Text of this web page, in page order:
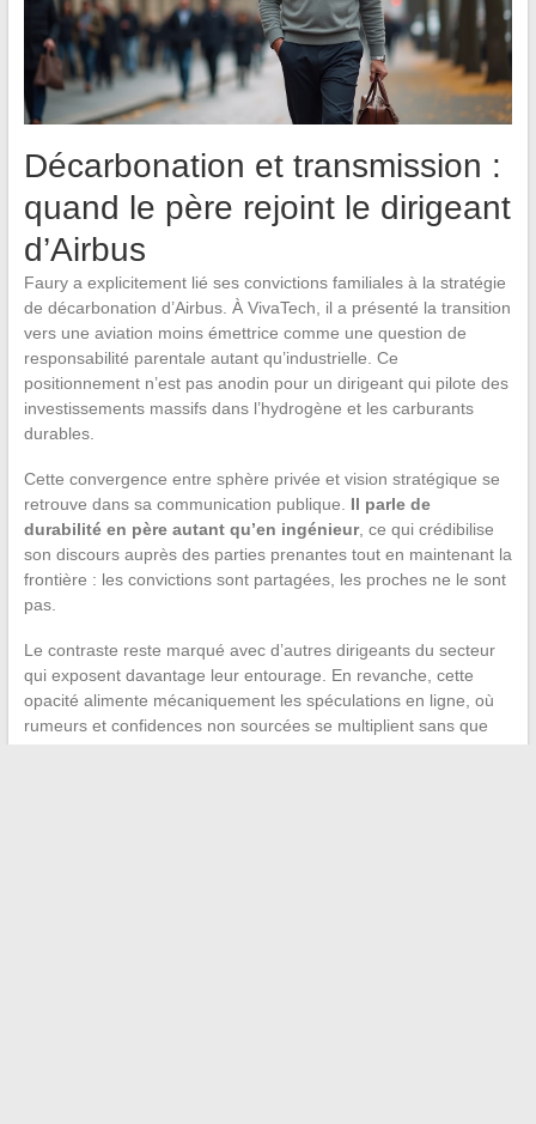
Décarbonation et transmission :
quand le père rejoint le dirigeant
d’Airbus
Faury a explicitement lié ses convictions familiales à la stratégie
de décarbonation d’Airbus. À VivaTech, il a présenté la transition
vers une aviation moins émettrice comme une question de
responsabilité parentale autant qu’industrielle. Ce
positionnement n’est pas anodin pour un dirigeant qui pilote des
investissements massifs dans l’hydrogène et les carburants
durables.
Cette convergence entre sphère privée et vision stratégique se
retrouve dans sa communication publique. Il parle de
durabilité en père autant qu’en ingénieur, ce qui crédibilise
son discours auprès des parties prenantes tout en maintenant la
frontière : les convictions sont partagées, les proches ne le sont
pas.
Le contraste reste marqué avec d’autres dirigeants du secteur
qui exposent davantage leur entourage. En revanche, cette
opacité alimente mécaniquement les spéculations en ligne, où
rumeurs et confidences non sourcées se multiplient sans que